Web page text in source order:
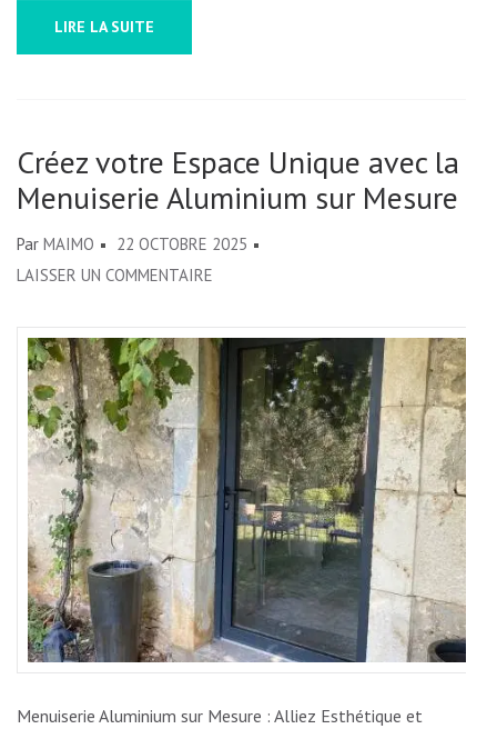
LIRE LA SUITE
Créez votre Espace Unique avec la
Menuiserie Aluminium sur Mesure
Par MAIMO
22 OCTOBRE 2025
LAISSER UN COMMENTAIRE
VOTRE
ESPACE
UNIQUE
AVEC
LA
MENUISERIE
ALUMINIUM
SUR
MESURE
Menuiserie Aluminium sur Mesure : Alliez Esthétique et